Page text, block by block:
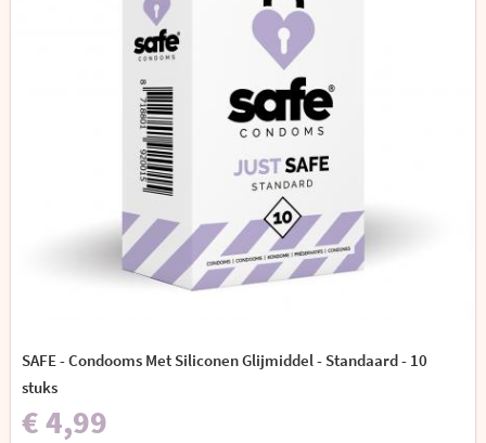
SAFE - Condooms Met Siliconen Glijmiddel - Standaard - 10
stuks
€ 4,99